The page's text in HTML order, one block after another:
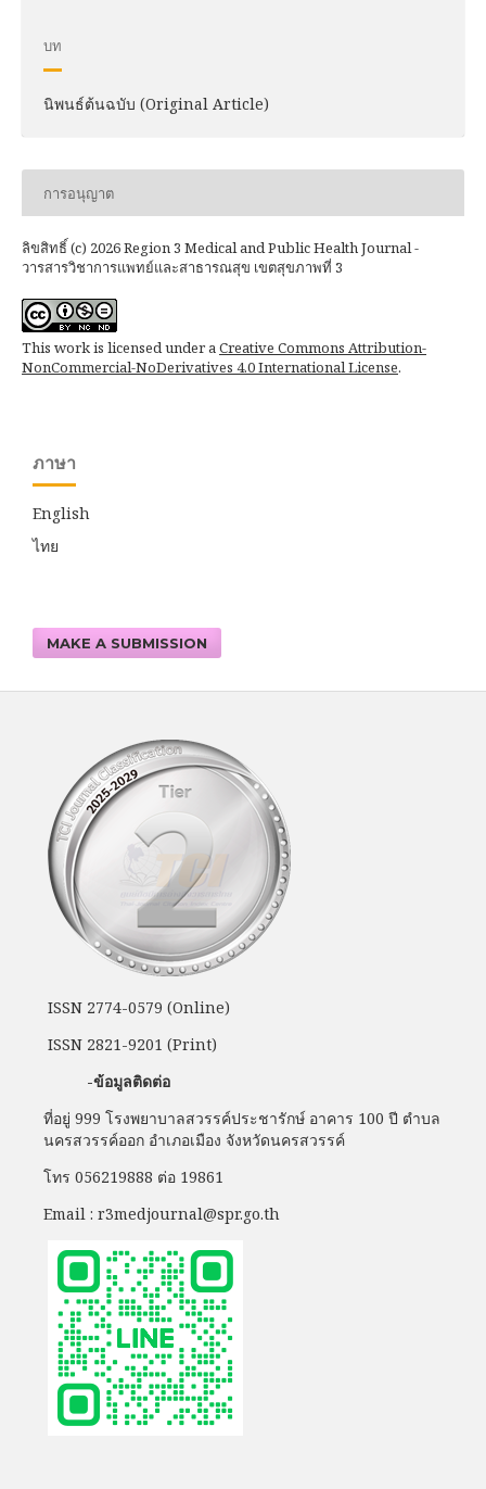
บท
นิพนธ์ต้นฉบับ (Original Article)
การอนุญาต
ลิขสิทธิ์ (c) 2026 Region 3 Medical and Public Health Journal -
วารสารวิชาการแพทย์และสาธารณสุข เขตสุขภาพที่ 3
This work is licensed under aCreative Commons Attribution-
NonCommercial-NoDerivatives 4.0 International License.
ภาษา
English
ไทย
MAKE A SUBMISSION
ISSN 2774-0579 (Online)
ISSN 2821-9201 (Print)
-ข้อมูลติดต่อ
ที่อยู่ 999 โรงพยาบาลสวรรค์ประชารักษ์ อาคาร 100 ปี ตำบล
นครสวรรค์ออก อำเภอเมือง จังหวัดนครสวรรค์
โทร 056219888 ต่อ 19861
Email : r3medjournal@spr.go.th